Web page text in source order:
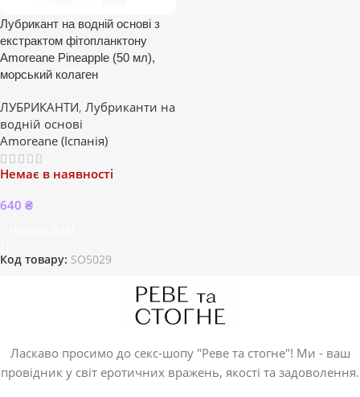
Лубрикант на водній основі з
екстрактом фітопланктону
Amoreane Pineapple (50 мл),
морський колаген
ЛУБРИКАНТИ, Лубриканти на
водній основі
Amoreane (Іспанія)
Немає в наявності
640 ₴
Код товару: SO5029
Ласкаво просимо до секс-шопу "Реве та стогне"! Ми - ваш
провідник у світ еротичних вражень, якості та задоволення.